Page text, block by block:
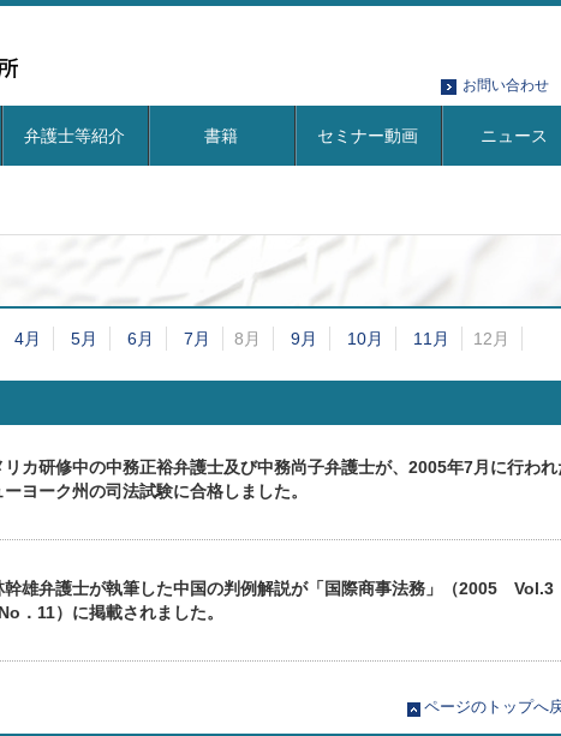
お問い合わせ
弁護士等紹介 書籍 セミナー動画 ニュース
4月 5月 6月 7月 8月 9月 10月 11月 12月
リカ研修中の中務正裕弁護士及び中務尚子弁護士が、2005年7月に行われ
ーヨーク州の司法試験に合格しました。
幹雄弁護士が執筆した中国の判例解説が「国際商事法務」（2005 Vol.3
．11）に掲載されました。
ページのトップへ